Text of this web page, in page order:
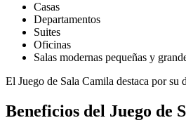
Casas
Departamentos
Suites
Oficinas
Salas modernas pequeñas y
El Juego de Sala Camila destaca por
Beneficios del Juego de